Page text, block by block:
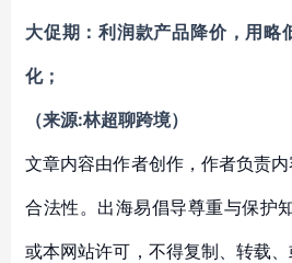
大促期：利润款产品降价，用略
化；
（来源:林超聊跨境）
文章内容由作者创作，作者负责
合法性。出海易倡导尊重与保护
或本网站许可，不得复制、转载